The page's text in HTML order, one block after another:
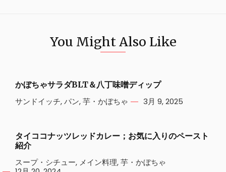
You Might Also Like
かぼちゃサラダBLT＆八丁味噌ディップ
サンドイッチ,パン,芋・かぼちゃ 3月 9, 2025
タイココナッツレッドカレー；お気に入りのペースト
紹介
スープ・シチュー, メイン料理,芋・かぼちゃ